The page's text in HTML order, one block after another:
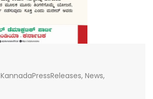
KannadaPressReleases, News,